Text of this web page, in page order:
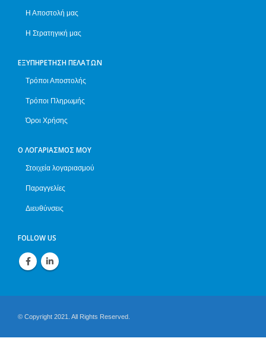
Η Αποστολή μας
Η Στρατηγική μας
ΕΞΥΠΗΡΈΤΗΣΗ ΠΕΛΑΤΏΝ
Τρόποι Αποστολής
Τρόποι Πληρωμής
Όροι Χρήσης
Ο ΛΟΓΑΡΙΑΣΜΌΣ ΜΟΥ
Στοιχεία λογαριασμού
Παραγγελίες
Διευθύνσεις
FOLLOW US
© Copyright 2021. All Rights Reserved.